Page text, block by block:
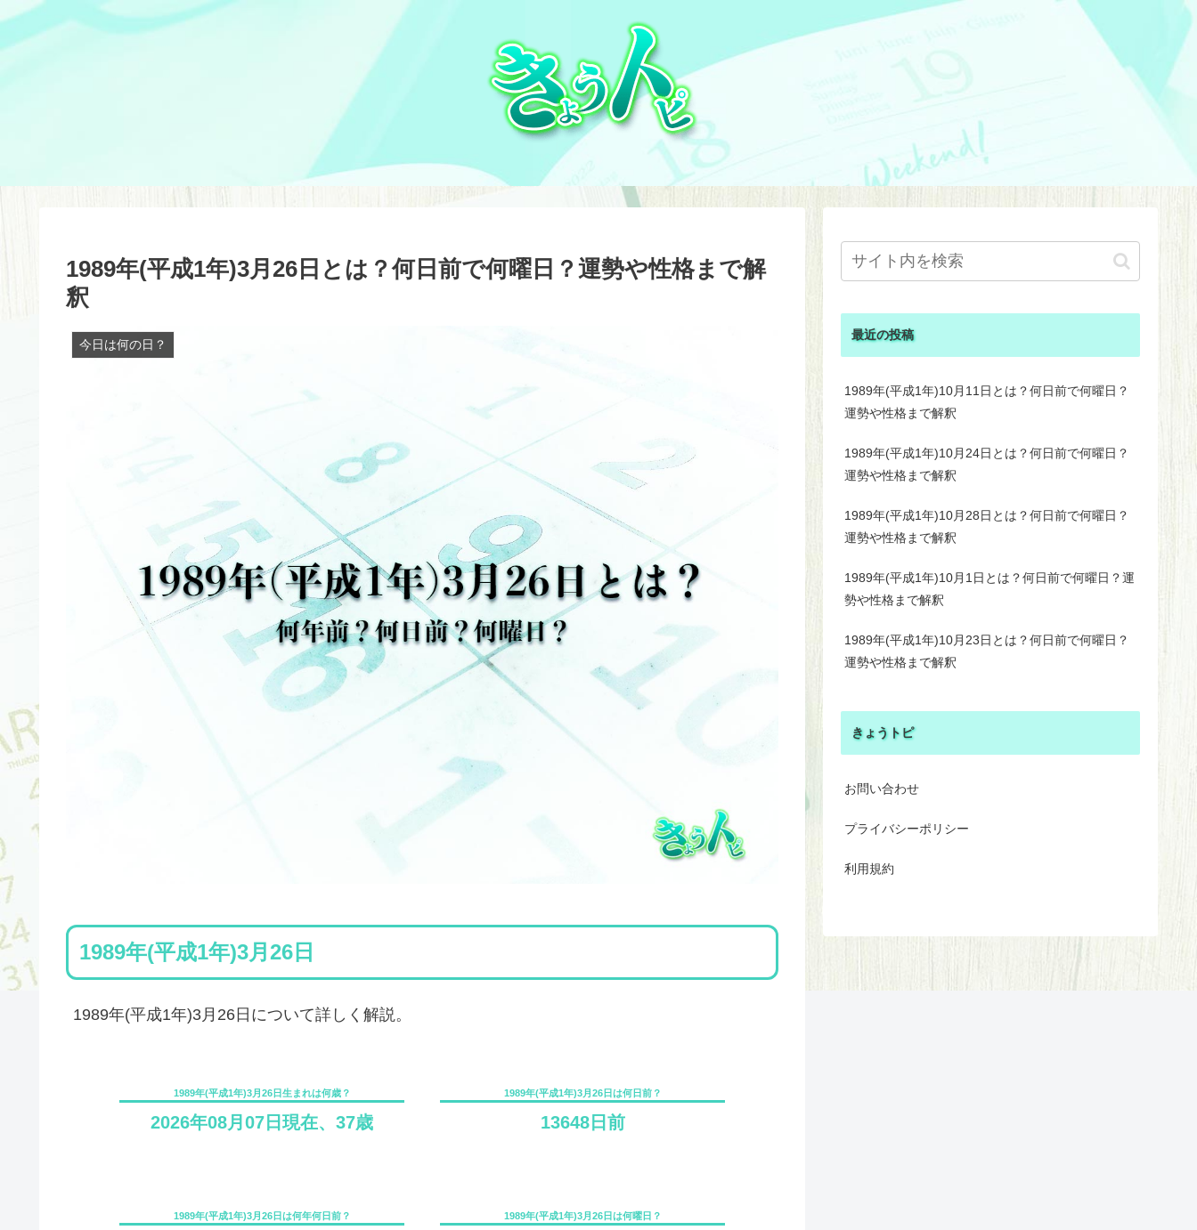
1989年(平成1年)3月26日とは？何日前で何曜日？運勢や性格まで解
釈
今日は何の日？
1989年(平成1年)3月26日
1989年(平成1年)3月26日について詳しく解説。
1989年(平成1年)3月26日生まれは何歳？
2026年08月07日現在、37歳
1989年(平成1年)3月26日は何日前？
13648日前
1989年(平成1年)3月26日は何年何日前？ 1989年(平成1年)3月26日は何曜日？
最近の投稿
1989年(平成1年)10月11日とは？何日前で何曜日？
運勢や性格まで解釈
1989年(平成1年)10月24日とは？何日前で何曜日？
運勢や性格まで解釈
1989年(平成1年)10月28日とは？何日前で何曜日？
運勢や性格まで解釈
1989年(平成1年)10月1日とは？何日前で何曜日？運
勢や性格まで解釈
1989年(平成1年)10月23日とは？何日前で何曜日？
運勢や性格まで解釈
きょうトピ
お問い合わせ
プライバシーポリシー
利用規約